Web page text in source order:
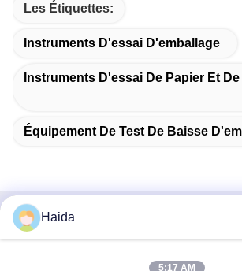
Les Étiquettes:
Instruments D'essai D'emballage
Instruments D'essai De Papier Et
Équipement De Test De Baisse
Contactez rapidement
Haida
5:17 AM